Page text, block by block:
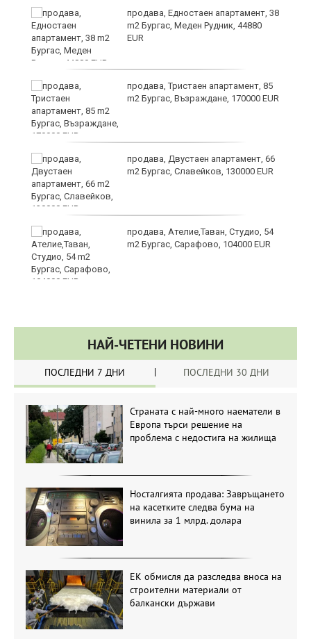
продава, Едностаен апартамент, 38
m2 Бургас, Меден Рудник, 44880
EUR
продава, Тристаен апартамент, 85
m2 Бургас, Възраждане, 170000 EUR
продава, Двустаен апартамент, 66
m2 Бургас, Славейков, 130000 EUR
продава, Ателие,Таван, Студио, 54
m2 Бургас, Сарафово, 104000 EUR
НАЙ-ЧЕТЕНИ НОВИНИ
ПОСЛЕДНИ 7 ДНИ ПОСЛЕДНИ 30 ДНИ
Страната с най-много наематели в
Европа търси решение на
проблема с недостига на жилища
Носталгията продава: Завръщането
на касетките следва бума на
винила за 1 млрд. долара
ЕК обмисля да разследва вноса на
строителни материали от
балкански държави